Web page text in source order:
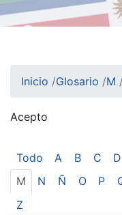
Inicio /Glosario /M /
Acepto
Todo A B C D
M
N Ñ O P
Z